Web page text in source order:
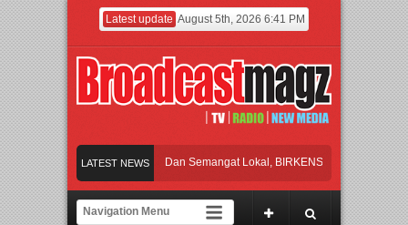
Latest update August 5th, 2026 6:41 PM
LATEST NEWS
Perpaduan Warisan Dan Semangat Lokal, BIRKENSTOCK INDONESIA
UT School, PTBA, dan Kamaju Tingkatkan Kualitas SDM melalui Basic